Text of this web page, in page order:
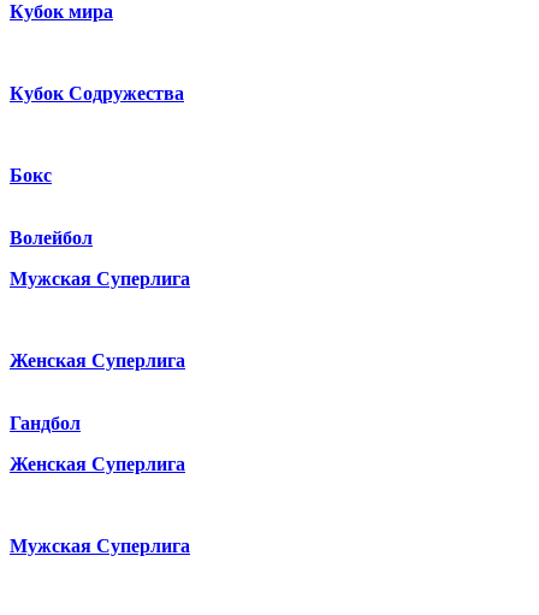
Кубок мира
Кубок Содружества
Бокс
Волейбол
Мужская Суперлига
Женская Суперлига
Гандбол
Женская Суперлига
Мужская Суперлига